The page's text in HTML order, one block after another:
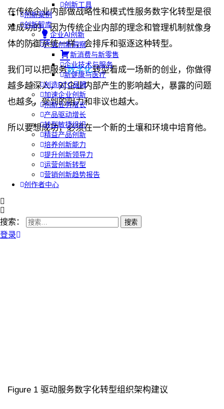
创新工具
创新案例
创新智库
企业AI创新
产业创新洞察
新消费与新零售
企业技术与服务
新健康与医疗
创造DTC品牌
加速企业创新
创新业务增长
产品驱动增长
转型敏捷组织
精益产品创新
培养创新能力
提升创新领导力
运营创新转型
营销创新趋势报告
创作者中心
搜索：
登录
在传统企业内部做战略性和模式性服务数字化转型是很
难成功的，因为传统企业内部的理念和管理机制就像身
体的防御系统一样，会排斥和驱逐这种转型。
我们可以把服务数字化转型看成一场新的创业，你做得
越多越深入，对企业内部产生的影响越大，暴露的问题
也越多，受到的阻力和非议也越大。
所以要想成功，必须在一个新的土壤和环境中培育他。
Figure 1 驱动服务数字化转型组织架构建议